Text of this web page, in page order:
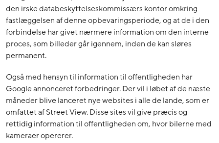
den irske databeskyttelseskommissærs kontor omkring
fastlæggelsen af denne opbevaringsperiode, og at de i den
forbindelse har givet nærmere information om den interne
proces, som billeder går igennem, inden de kan sløres
permanent.
Også med hensyn til information til offentligheden har
Google annonceret forbedringer. Der vil i løbet af de næste
måneder blive lanceret nye websites i alle de lande, som er
omfattet af Street View. Disse sites vil give præcis og
rettidig information til offentligheden om, hvor bilerne med
kameraer opererer.